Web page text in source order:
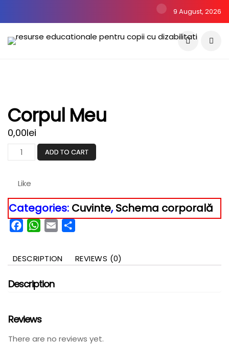
9 August, 2026
Corpul Meu
0,00lei
ADD TO CART
Like
Categories: Cuvinte,Schema corporală
FacebookWhatsApp
Email
DESCRIPTION REVIEWS (0)
Description
Reviews
There are no reviews yet.